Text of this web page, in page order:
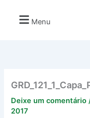
Menu
Deixe um comentário
2017